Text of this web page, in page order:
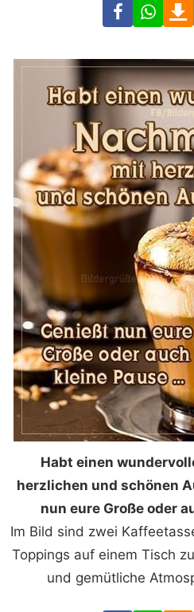
Facebook
Habt einen
herzlichen und schönen
nun eure Große oder
Im Bild sind zwei
Toppings auf einem Tisch
und gemütliche